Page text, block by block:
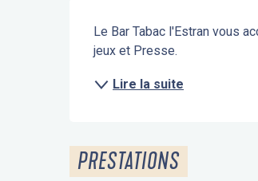
Description
Le Bar Tabac l'Estran vous
jeux et Presse.
Lire la suite
PRESTATIONS